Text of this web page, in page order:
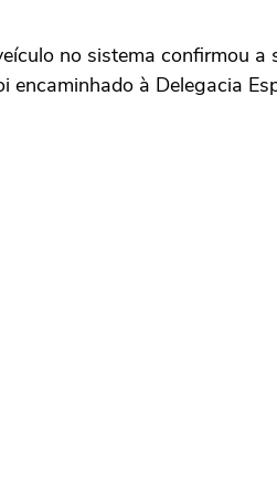
no sistema confirmou
à Delegacia